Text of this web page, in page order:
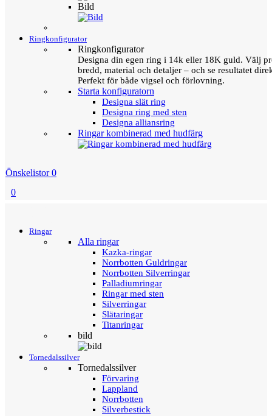
Bild
Ringkonfigurator
Ringkonfigurator
Designa din egen ring i 14k eller 18K guld. Välj
bredd, material och detaljer – och se resultatet
Perfekt för både vigsel och förlovning.
Starta konfiguratorn
Designa slät ring
Designa ring med sten
Designa alliansring
Ringar kombinerad med hudfärg
Önskelistor 0
0
Ringar
Alla ringar
Kazka-ringar
Norrbotten Guldringar
Norrbotten Silverringar
Palladiumringar
Ringar med sten
Silverringar
Slätaringar
Titanringar
bild
Tornedalssilver
Tornedalssilver
Förvaring
Lappland
Norrbotten
Silverbestick